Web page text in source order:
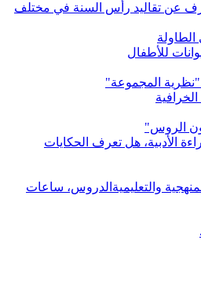
عن تقاليد رأس السنة في مختلف
الطاولة
للأطفال
"نظرية المجموعة"
الروس"
الأدبية، هل تعرف الحكايات
والتعليمية الدروس، ساعات